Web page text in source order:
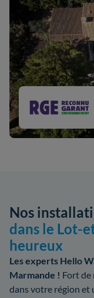
Nos
dans le Lot-
heureux
Les experts Hello
Marmande ! Fort de
dans votre région et